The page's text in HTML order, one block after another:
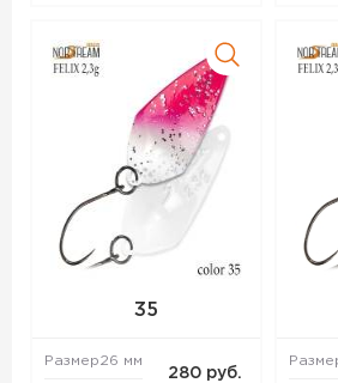
35
Размер26 мм
280 руб.